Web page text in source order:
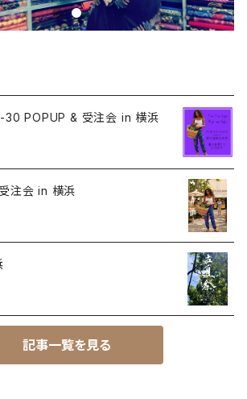
POPUP & 受注会 in 横浜
注会 in 横浜
記事一覧を見る